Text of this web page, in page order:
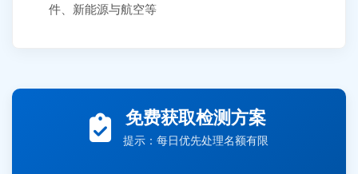
件、新能源与航空等
免费获取检测方案
提示：每日优先处理名额有限
王经理 186****9012 7分钟前提交并网/涉网试验需求
赵总 135****7688 12分钟前提交芯片失效分析需求